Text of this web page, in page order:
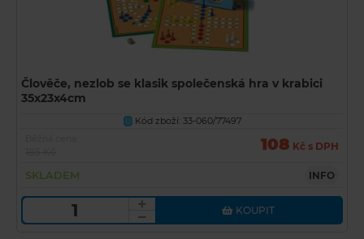
Člověče, nezlob se klasik společenská hra v krabici
35x23x4cm
U Kód zboží: 33-060/77497
108 Kč s DPH
SKLADEM INFO
KOUPIT